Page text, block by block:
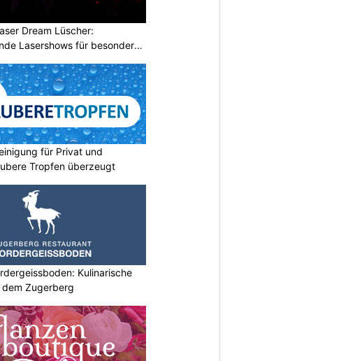
Dream Lüscher:
Lasershows für besondere
für Privat und
Tropfen überzeugt
Kulinarische
Zugerberg